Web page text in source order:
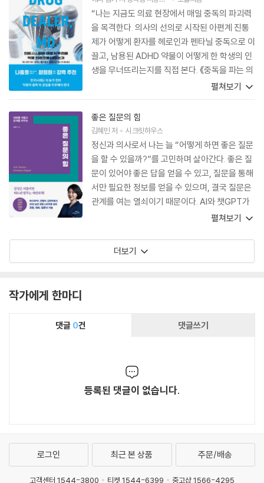
“나는 지금도 의료 현장에서 매일 중독의 파괴력
을 목격한다. 의사의 선의로 시작된 아편계 진통
제가 어떻게 환자를 헤로인과 펜타닐 중독으로 이
끌고, 남용된 ADHD 약물이 어떻게 한 학생의 인
생을 무너뜨리는지를 직접 본다. 《중독을 파는 의
사들》은 그런 현실을 직면하는 시도이며, 동시에
고장이자 간곡한 부탁이다. 미국에서 활동하는 한
국인 중독 정신과 의사로서, 두 사회를 오가며 품
었던 우려와 고민이 이 책 속에 오롯이 담겨 있다.
부디 이 책이 많은 독자들에게 닿아, 더 늦기 전에
우리 사회가 중독의 본질을 마주하길 바란다.”
펼쳐보기
좋은 질문의 힘
김혜민저 시크릿하우스
정신과 의사로서 나는 늘 “어떻게 하면 좋은 질문
을 할 수 있을까?”를 고민하며 살아간다. 좋은 질
문이 있어야 좋은 답을 얻을 수 있고, 질문을 통해
서만 필요한 정보를 얻을 수 있으며, 결국 질문은
관계를 여는 열쇠이기 때문이다. AI와 챗GPT가
척척 답을 주는 시대, 이제는 ‘잘 묻는 능력’이 곧
시간 가는 줄 모르고 책장을 덮을 즈음이면, 독자
펼쳐보기
더보기
작가에게 한마디
댓글 0건 댓글쓰기
등록된 댓글이 없습니다.
로그인 최근 본 상품 주문/배송
고객센터 1544-3800 티켓 1544-6399 중고샵 1566-4295